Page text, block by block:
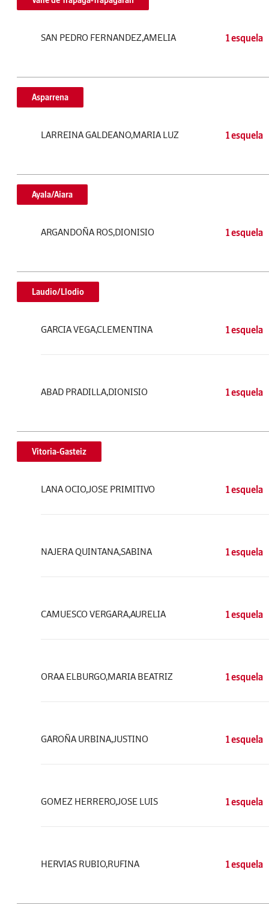
SAN PEDRO FERNANDEZ,AMELIA 1 esquela
Asparrena
LARREINA GALDEANO,MARIA LUZ 1 esquela
Ayala/Aiara
ARGANDOÑA ROS,DIONISIO 1 esquela
Laudio/Llodio
GARCIA VEGA,CLEMENTINA 1 esquela
ABAD PRADILLA,DIONISIO 1 esquela
Vitoria-Gasteiz
LANA OCIO,JOSE PRIMITIVO 1 esquela
NAJERA QUINTANA,SABINA 1 esquela
CAMUESCO VERGARA,AURELIA 1 esquela
ORAA ELBURGO,MARIA BEATRIZ 1 esquela
GAROÑA URBINA,JUSTINO 1 esquela
GOMEZ HERRERO,JOSE LUIS 1 esquela
HERVIAS RUBIO,RUFINA 1 esquela